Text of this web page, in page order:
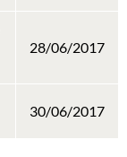
28/06/2017
30/06/2017